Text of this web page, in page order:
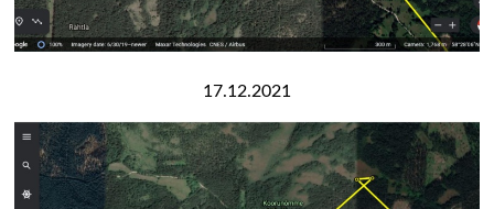
17.12.2021